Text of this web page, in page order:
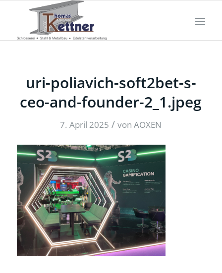
uri-poliavich-soft2bet-s-
ceo-and-founder-2_1.jpeg
7. April 2025 / vonAOXEN